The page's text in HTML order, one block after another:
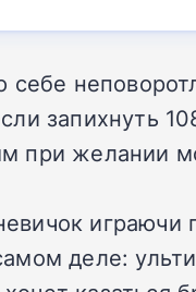
запихнуть
при желании
деле: